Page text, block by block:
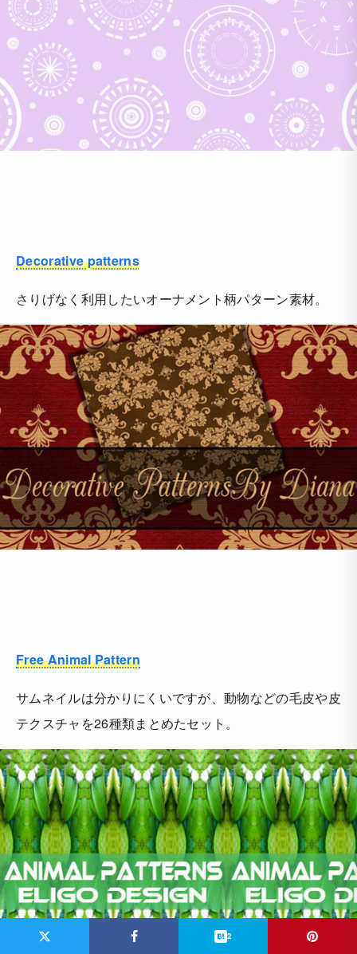
Decorative patterns
さりげなく利用したいオーナメント柄パターン素材。
Free Animal Pattern
サムネイルは分かりにくいですが、動物などの毛皮や皮
テクスチャを26種類まとめたセット。
2